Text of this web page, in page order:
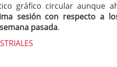
gráfico circular aunque
sesión con respecto a
pasada.